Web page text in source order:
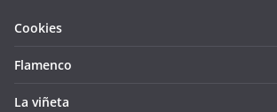
Cookies
Flamenco
La viñeta